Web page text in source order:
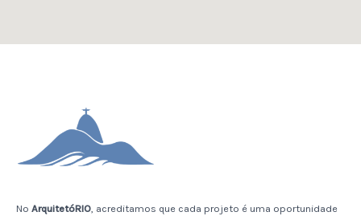
No ArquitetóRIO, acreditamos que cada projeto é uma oportunidade